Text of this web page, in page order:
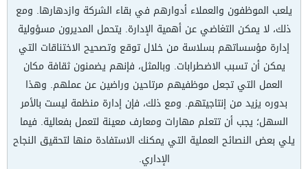
يلعب الموظفون والعملاء أدوارهم في بقاء الشركة وازدهارها. ومع
ذلك، لا يمكن التغاضي عن أهمية الإدارة. يتحمل المديرون مسؤولية
إدارة مؤسساتهم بسلاسة من خلال توقع وتصحيح الاختناقات التي
يمكن أن تسبب الاضطرابات. وبالمثل، فإنهم يضمنون ثقافة مكان
العمل التي تجعل موظفيهم مرتاحين وراضين عن عملهم. وهذا
بدوره يزيد من إنتاجيتهم. ومع ذلك، فإن إدارة منظمة ليست بالأمر
السهل؛ يجب أن تتعلم مهارات ومعارف معينة لتعمل بفعالية. فيما
يلي بعض النصائح العملية التي يمكنك الاستفادة منها لتحقيق النجاح
الإداري.